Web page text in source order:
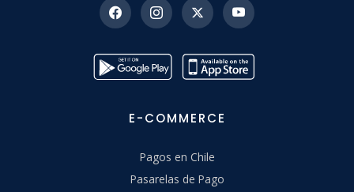
E-COMMERCE
Pagos en Chile
Pasarelas de Pago